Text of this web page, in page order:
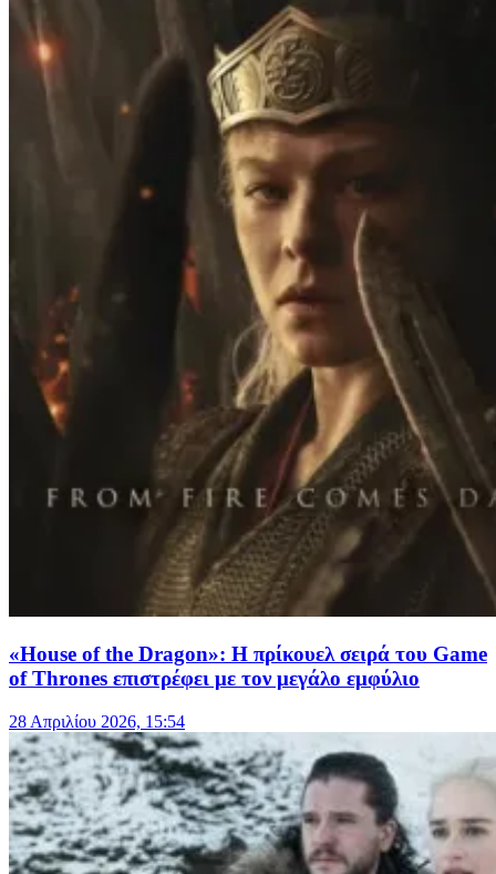
«House of the Dragon»: Η πρίκουελ σειρά του Game
of Thrones επιστρέφει με τον μεγάλο εμφύλιο
28 Απριλίου 2026, 15:54